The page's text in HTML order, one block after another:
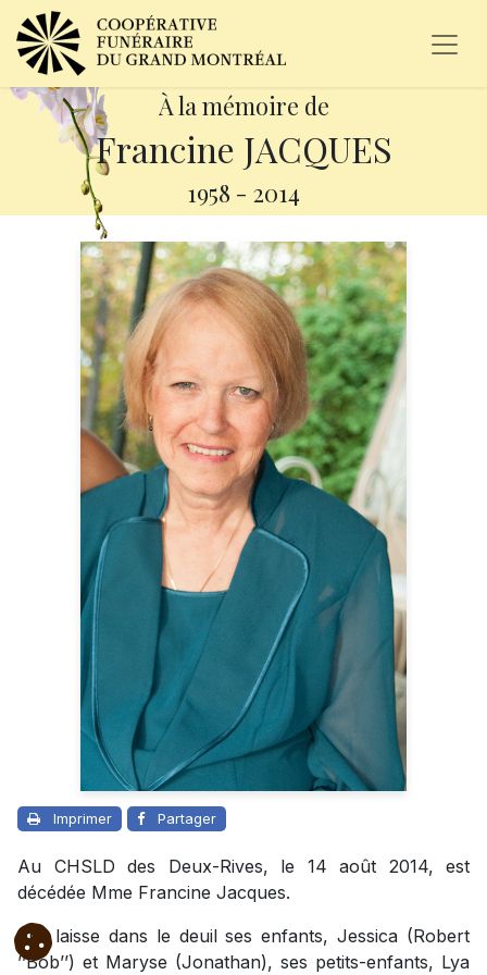
À la mémoire de
Francine JACQUES
1958 - 2014
Imprimer Partager
Au CHSLD des Deux-Rives, le 14 août 2014, est
décédée Mme Francine Jacques.
Elle laisse dans le deuil ses enfants, Jessica (Robert
’’Bob’’) et Maryse (Jonathan), ses petits-enfants, Lya